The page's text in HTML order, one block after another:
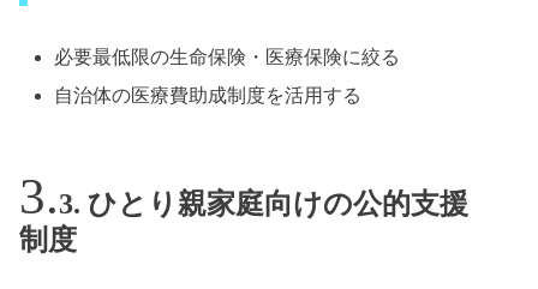
必要最低限の生命保険・医療保険に絞る
自治体の医療費助成制度を活用する
3. ひとり親家庭向けの公的支援
制度